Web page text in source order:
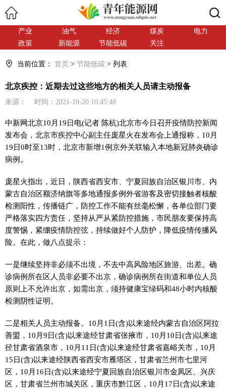
产业 油气 经济 煤炭
电力
政策
新能源 节能低碳 关注
当前位置： 首页 > 节能低碳 > 列表
北京疾控：近期去过这些地方的相关人员请主动报备
来源： 时间：2021-10-20 10:45:48
中新网北京10月19日电(记者 陈杭)北京市今日召开疫情防控新闻
发布会，北京市疾控中心副主任庞星火在发布会上通报称，10月
19日0时至13时，北京市新增1例京外关联输入本地新冠肺炎确诊
病例。
庞星火指出，近日，陕西省西安市、宁夏回族自治区银川市、内
蒙古自治区额济纳旗等多地通报多例外省游客及密切接触者核酸
检测阳性，传播链广，防控工作不能有丝毫松懈，各单位部门要
严格落实四方责任，坚持从严从紧防控措施，市民朋友要保持高
度警惕，紧绷疫情防控弦，持续做好个人防护，降低疫情传播风
险。在此，做八点提示：
一是继续坚持非必须不出境，不去中高风险地区旅游、出差。确
诊病例所在区人员非必要不出京，确诊病例所在街道和单位人员
原则上不允许出京，如需出京，须持健康宝绿码和48小时内核酸
检测阴性证明。
二是相关人员主动报备。10月1日(含)以来途经内蒙古自治区阿拉
善盟，10月9日(含)以来途经甘肃省张掖市，10月10日(含)以来途
径甘肃省酒泉市，10月11日(含)以来途经甘肃省嘉峪关市，10月
15日(含)以来途经陕西省西安市雁塔区，甘肃省兰州市七里河
区，10月16日(含)以来途经宁夏回族自治区银川市金凤区、兴庆
区，甘肃省兰州市城关区，重庆市黔江区，10月17日(含)以来途